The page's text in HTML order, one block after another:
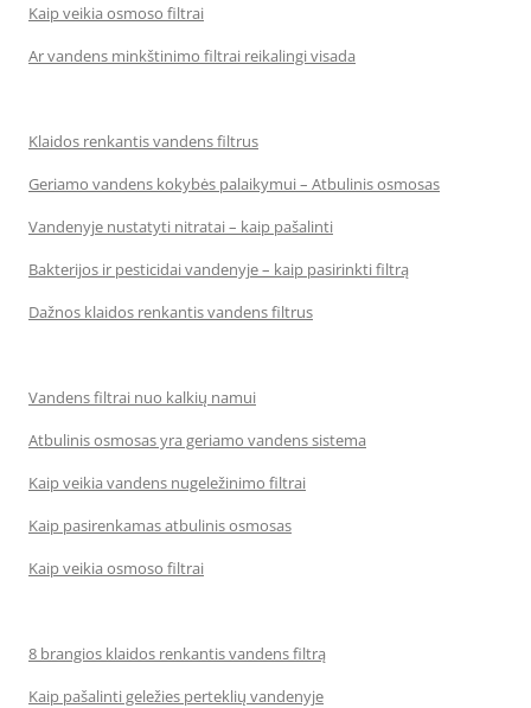
Kaip veikia osmoso filtrai
Ar vandens minkštinimo filtrai reikalingi visada
Klaidos renkantis vandens filtrus
Geriamo vandens kokybės palaikymui – Atbulinis osmosas
Vandenyje nustatyti nitratai – kaip pašalinti
Bakterijos ir pesticidai vandenyje – kaip pasirinkti filtrą
Dažnos klaidos renkantis vandens filtrus
Vandens filtrai nuo kalkių namui
Atbulinis osmosas yra geriamo vandens sistema
Kaip veikia vandens nugeležinimo filtrai
Kaip pasirenkamas atbulinis osmosas
Kaip veikia osmoso filtrai
8 brangios klaidos renkantis vandens filtrą
Kaip pašalinti geležies perteklių vandenyje